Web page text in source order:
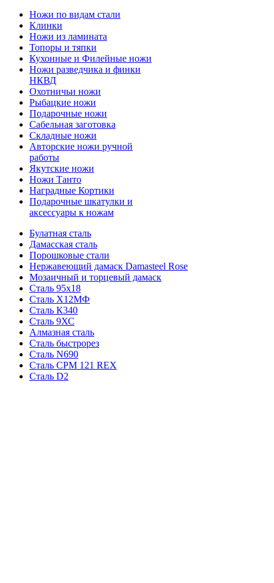
Ножи по видам стали
Клинки
Ножи из ламината
Топоры и тяпки
Кухонные и Филейные ножи
Ножи разведчика и финки
НКВД
Охотничьи ножи
Рыбацкие ножи
Подарочные ножи
Сабельная заготовка
Складные ножи
Авторские ножи ручной
работы
Якутские ножи
Ножи Танто
Наградные Кортики
Подарочные шкатулки и
аксессуары к ножам
Булатная сталь
Дамасская сталь
Порошковые стали
Нержавеющий дамаск Damasteel Rose
Мозаичный и торцевый дамаск
Сталь 95х18
Сталь Х12МФ
Сталь К340
Сталь 9ХС
Алмазная сталь
Сталь быстрорез
Сталь N690
Сталь CPM 121 REX
Сталь D2